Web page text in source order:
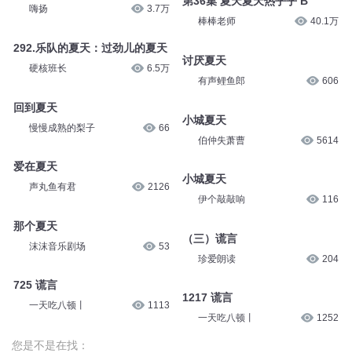
嗨扬 3.7万
292.乐队的夏天：过劲儿的夏天
硬核班长 6.5万
回到夏天
慢慢成熟的梨子 66
爱在夏天
声丸鱼有君 2126
那个夏天
沫沫音乐剧场 53
725 谎言
一天吃八顿丨 1113
棒棒老师 40.1万
讨厌夏天
有声鲤鱼郎 606
小城夏天
伯仲失萧曹 5614
小城夏天
伊个敲敲响 116
（三）谎言
珍爱朗读 204
1217 谎言
一天吃八顿丨 1252
您是不是在找：